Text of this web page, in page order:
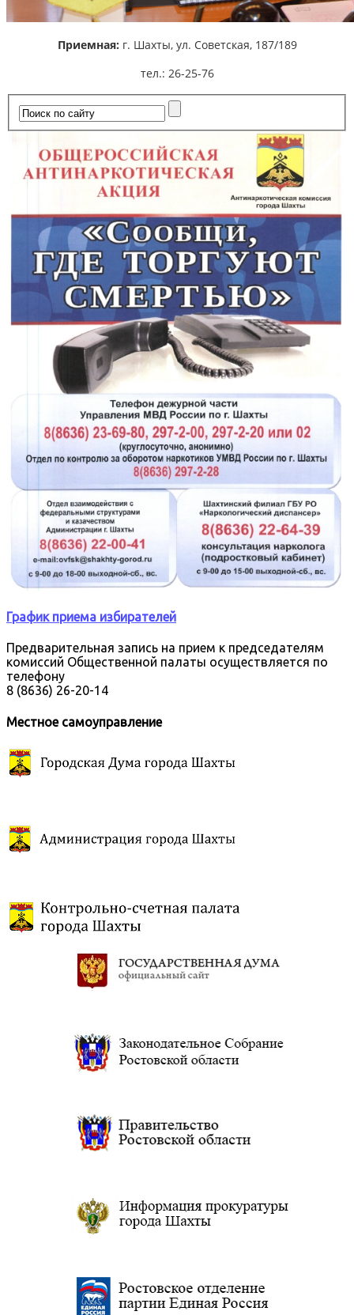
Приемная: г. Шахты, ул. Советская, 187/189
тел.: 26-25-76
График приема избирателей
Предварительная запись на прием к председателям
комиссий Общественной палаты осуществляется по
телефону
8 (8636) 26-20-14
Местное самоуправление